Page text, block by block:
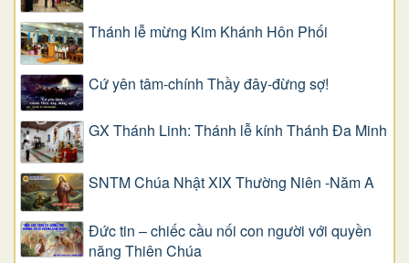
Thánh lễ mừng Kim Khánh Hôn Phối
Cứ yên tâm-chính Thầy đây-đừng sợ!
GX Thánh Linh: Thánh lễ kính Thánh Đa Minh
SNTM Chúa Nhật XIX Thường Niên -Năm A
Đức tin – chiếc cầu nối con người với quyền
năng Thiên Chúa